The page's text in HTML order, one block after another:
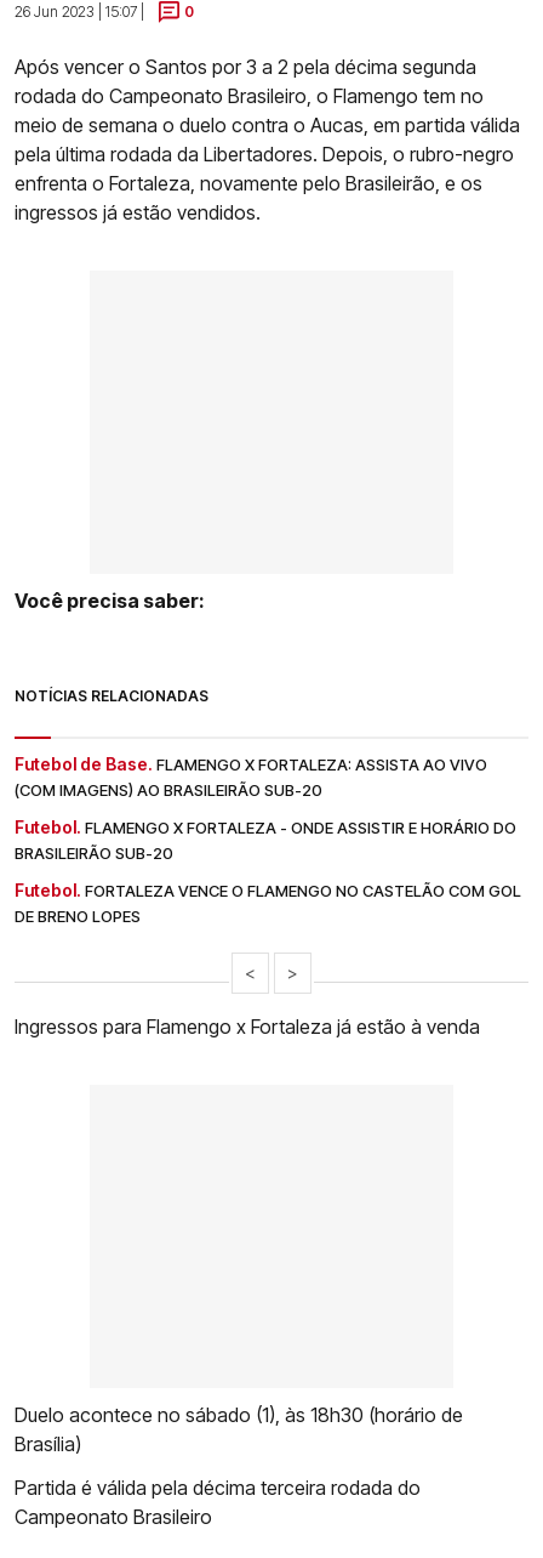
26 Jun 2023 | 15:07 |
0
Após vencer o Santos por 3 a 2 pela décima segunda
rodada do Campeonato Brasileiro, o Flamengo tem no
meio de semana o duelo contra o Aucas, em partida válida
pela última rodada da Libertadores. Depois, o rubro-negro
enfrenta o Fortaleza, novamente pelo Brasileirão, e os
ingressos já estão vendidos.
Você precisa saber:
NOTÍCIAS RELACIONADAS
Futebol de Base. FLAMENGO X FORTALEZA: ASSISTA AO VIVO
(COM IMAGENS) AO BRASILEIRÃO SUB-20
Futebol. FLAMENGO X FORTALEZA - ONDE ASSISTIR E HORÁRIO DO
BRASILEIRÃO SUB-20
Futebol. FORTALEZA VENCE O FLAMENGO NO CASTELÃO COM GOL
DE BRENO LOPES
< >
Ingressos para Flamengo x Fortaleza já estão à venda
Duelo acontece no sábado (1), às 18h30 (horário de
Brasília)
Partida é válida pela décima terceira rodada do
Campeonato Brasileiro